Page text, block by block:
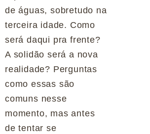
de águas, sobretudo na
terceira idade. Como
será daqui pra frente?
A solidão será a nova
realidade? Perguntas
como essas são
comuns nesse
momento, mas antes
de tentar se